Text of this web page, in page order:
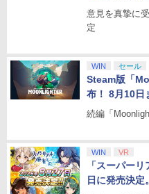
意見を真摯に
定
WIN セール
Steam版「
布！ 8月10日
続編「
WIN VR
「スーパー
日に発売決